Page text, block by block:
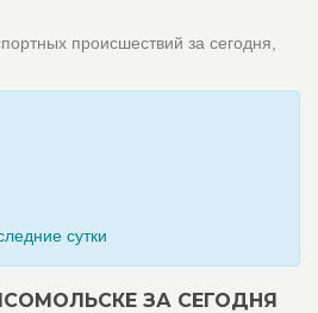
происшествий за сегодня,
сутки
ЗА СЕГОДНЯ